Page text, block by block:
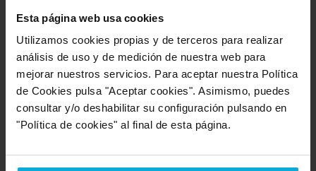
Esta página web usa cookies
Utilizamos cookies propias y de terceros para realizar
análisis de uso y de medición de nuestra web para
mejorar nuestros servicios. Para aceptar nuestra Política
de Cookies pulsa "Aceptar cookies". Asimismo, puedes
consultar y/o deshabilitar su configuración pulsando en
"Política de cookies" al final de esta página.
Opinión realizada en: 11/08/2023
Detalles de la puntuación
Rapidez 8
Amabilidad 10
Calidad / precio